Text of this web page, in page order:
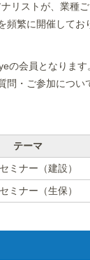
リストが、業種
頻繁に開催してお
会員となります
問・ご参加につい
テーマ
ミナー（建設）
ミナー（生保）